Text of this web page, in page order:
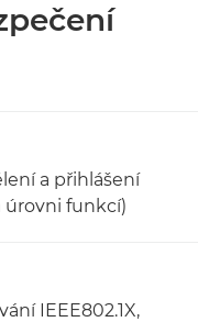
a přihlášení
úrovni funkcí)
IEEE802.1X,